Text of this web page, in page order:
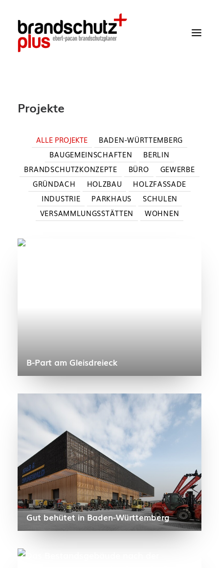
Aktuelles
Über uns
Leistungen
Wissen
Projekte
Projekte
ALLE PROJEKTE
BADEN-WÜRTTEMBERG
BAUGEMEINSCHAFTEN
BERLIN
BRANDSCHUTZKONZEPTE
BÜRO
GEWERBE
GRÜNDACH
HOLZBAU
HOLZFASSADE
INDUSTRIE
PARKHAUS
SCHULEN
VERSAMMLUNGSSTÄTTEN
WOHNEN
B-Part am Gleisdreieck
Gut behütet in Baden-Württemberg